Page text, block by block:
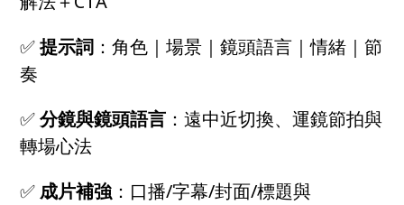
✅提示詞 ：角色｜場景｜鏡頭語言｜情緒｜節
奏
✅分鏡與鏡頭語言 ：遠中近切換、運鏡節拍與
轉場心法
✅ 成片補強 ：口播/字幕/封面/標題與